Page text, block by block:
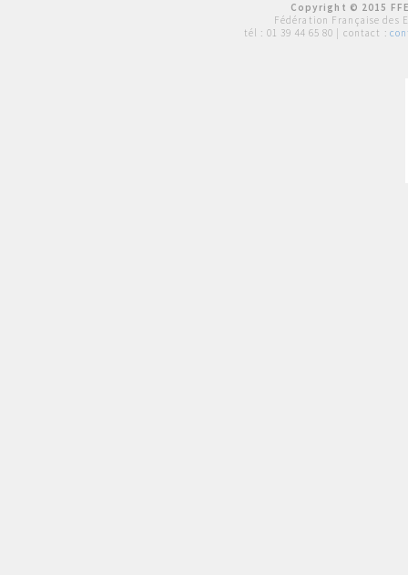
Copyright © 2015
Fédération Française des
tél : 01 39 44 65 80 | contact :